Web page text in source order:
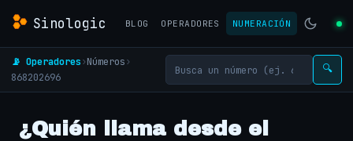
Sinologic BLOG OPERADORES NUMERACIÓN
📡 Operadores›Números›
868202696
🔍
¿Quién llama desde el